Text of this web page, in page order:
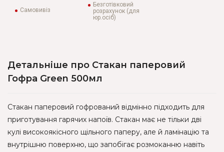
Самовивіз
Безготівковий
розрахунок (для
юр.осіб)
Детальніше про Стакан паперовий
Гофра Green 500мл
Стакан паперовий гофрований відмінно підходить для
приготування гарячих напоїв. Стакан має не тільки дві
кулі високоякісного щільного паперу, але й ламінацію та
внутрішню поверхню, що запобігає розмоканню навіть